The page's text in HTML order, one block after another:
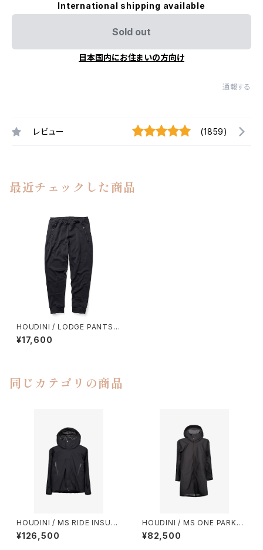
International shipping available
Sold out
日本国内にお住まいの方向け
通報する
レビュー (1859)
最近チェックした商品
HOUDINI / LODGE PANTS
（TRUE BLACK）
¥17,600
同じカテゴリの商品
HOUDINI / MS RIDE INSULA
TED JACKET
¥126,500
HOUDINI / MS ONE PARKA I
I¥82,500